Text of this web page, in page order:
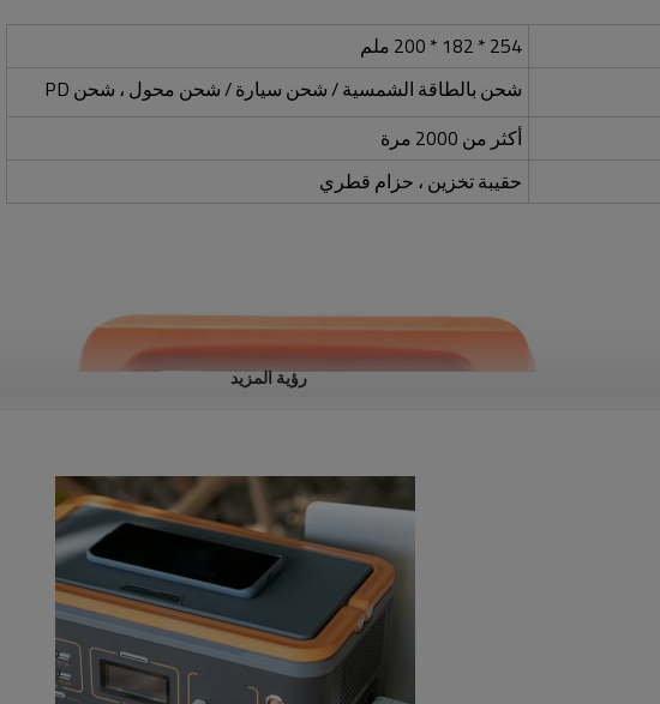
254 * 182 * 200 ملم
شحن بالطاقة الشمسية / شحن سيارة / شحن محول ، شحن PD
أكثر من 2000 مرة
حقيبة تخزين ، حزام قطري
رؤية المزيد